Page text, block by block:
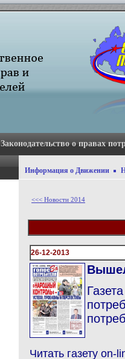
Законодательство о правах
Информация о Движении
<<< Новости 2014
26-12-2013
Читать газету on-